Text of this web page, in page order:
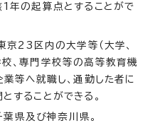
年の起算点とすることがで
京23区内の大学等（大学、
、専門学校等の高等教育機
等へ就職し、通勤した者に
することができる。
県及び神奈川県。